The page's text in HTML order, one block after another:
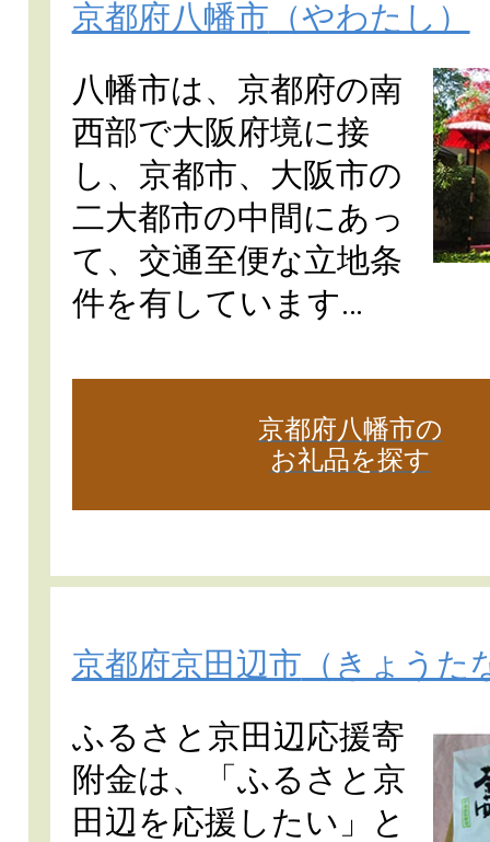
京都府八幡市 （やわたし）
八幡市は、京都府の南
西部で大阪府境に接
し、京都市、大阪市の
二大都市の中間にあっ
て、交通至便な立地条
件を有しています…
京都府八幡市の
お礼品を探す
京都府京田辺市 （きょうた
ふるさと京田辺応援寄
附金は、「ふるさと京
田辺を応援したい」と